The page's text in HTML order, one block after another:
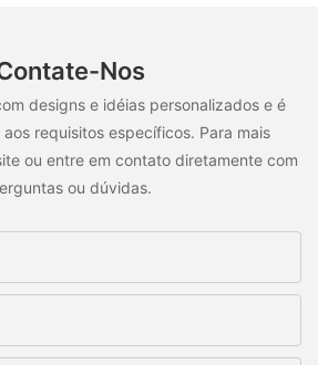
Nos
designs e idéias personalizados e é
requisitos específicos. Para mais
ou entre em contato diretamente com
ou dúvidas.